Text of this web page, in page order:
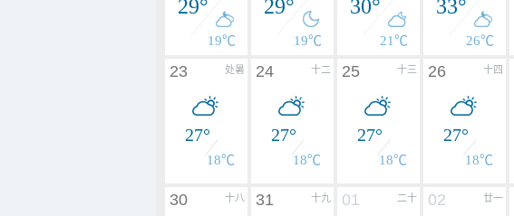
29°
19℃
29°
19℃
30°
21℃
33°
26℃
处暑
23
27°
18℃
十二
24
27°
18℃
十三
25
27°
18℃
十四
26
27°
18℃
十八
30 十九
31 二十
01 廿一
02